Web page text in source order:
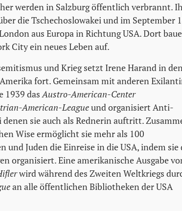
werden in Salzburg öffentlich verbrannt.
die Tschechoslowakei und im September
aus Europa in Richtung USA. Dort
City ein neues Leben auf.
und Krieg setzt Irene Harand in den
fort. Gemeinsam mit anderen
1939 das Austro-American-Center
American-Leagueund organisiert Anti-
denen sie auch als Rednerin auftritt.
Wise ermöglicht sie mehr als 100
und Juden die Einreise in die USA, indem sie
organisiert. Eine amerikanische Ausgabe
wird während des Zweiten Weltkriegs
an alle öffentlichen Bibliotheken der USA